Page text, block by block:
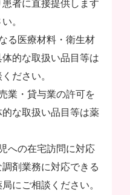
者に直接提供します
。
る医療材料・衛生材
的な取扱い品目等は
ださい。
業・貸与業の許可を
な取扱い品目等は薬
への在宅訪問に対応
剤業務に対応できる
にご相談ください。